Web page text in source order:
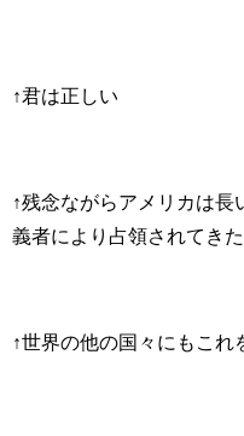
↑君は正しい
↑残念ながらアメリカは長
義者により占領されてき
↑世界の他の国々にもこれ